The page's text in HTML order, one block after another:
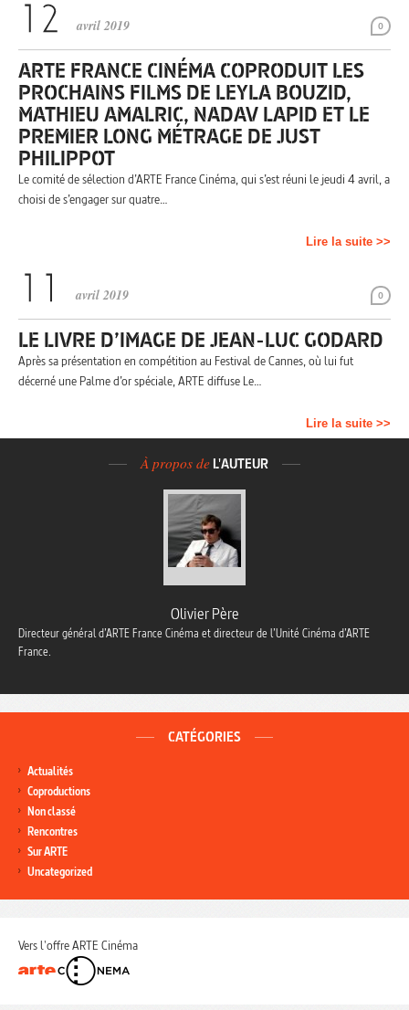
0
avril 2019
ARTE FRANCE CINÉMA COPRODUIT LES
PROCHAINS FILMS DE LEYLA BOUZID,
MATHIEU AMALRIC, NADAV LAPID ET LE
PREMIER LONG MÉTRAGE DE JUST
PHILIPPOT
Le comité de sélection d’ARTE France Cinéma, qui s’est réuni le jeudi 4 avril, a
choisi de s’engager sur quatre…
Lire la suite >>
0
avril 2019
LE LIVRE D’IMAGE DE JEAN-LUC GODARD
Après sa présentation en compétition au Festival de Cannes, où lui fut
décerné une Palme d’or spéciale, ARTE diffuse Le…
Lire la suite >>
À propos de L'AUTEUR
Olivier Père
Directeur général d’ARTE France Cinéma et directeur de l’Unité Cinéma d’ARTE
France.
CATÉGORIES
Actualités
Coproductions
Non classé
Rencontres
Sur ARTE
Uncategorized
Vers l'offre ARTE Cinéma